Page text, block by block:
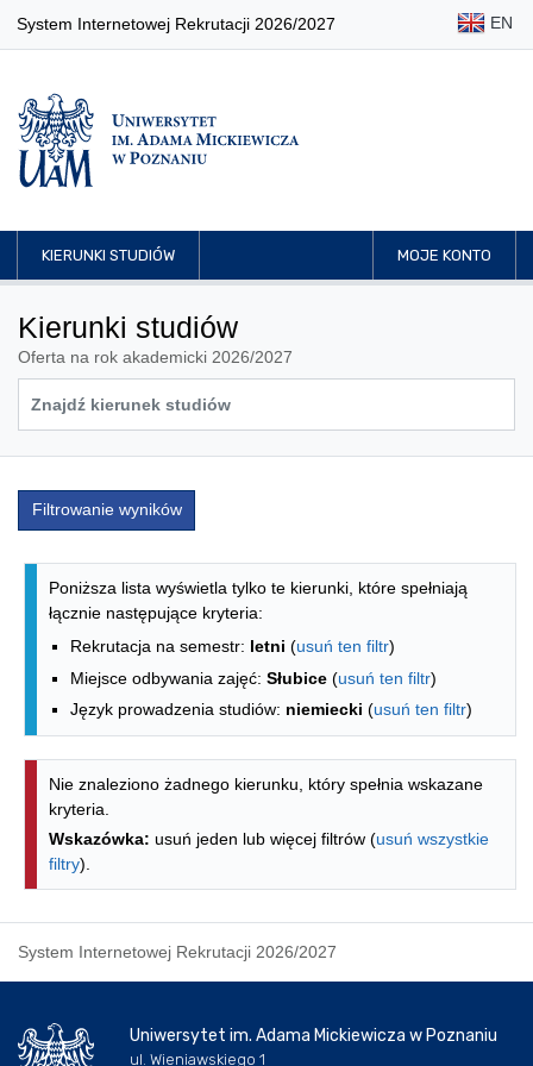
System Internetowej Rekrutacji 2026/2027 EN
KIERUNKI STUDIÓW MOJE KONTO
Kierunki studiów
Oferta na rok akademicki 2026/2027
Filtrowanie wyników
Lista kierunków - spis według
Poniższa lista wyświetla tylko te kierunki, które spełniają
łącznie następujące kryteria:
Rekrutacja na semestr: letni (usuń ten filtr)
Miejsce odbywania zajęć: Słubice (usuń ten filtr)
Język prowadzenia studiów: niemiecki (usuń ten filtr)
Nie znaleziono żadnego kierunku, który spełnia wskazane
kryteria.
Wskazówka: usuń jeden lub więcej filtrów (usuń wszystkie
filtry).
System Internetowej Rekrutacji 2026/2027
Uniwersytet im. Adama Mickiewicza w Poznaniu
ul. Wieniawskiego 1